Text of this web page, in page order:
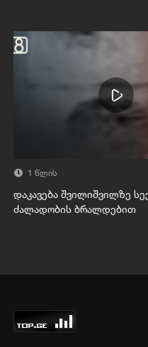
1 წლის
დაკავება შვილიშვილზე
ძალადობის ბრალდებით